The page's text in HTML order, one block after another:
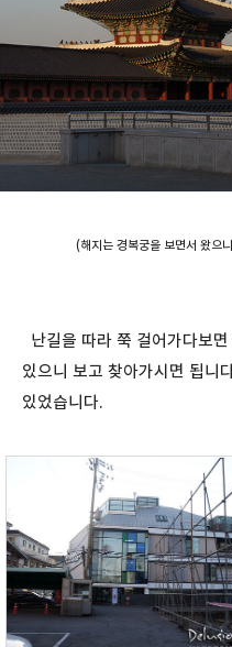
(해지는 경복궁을 보면서 왔으
난길을 따라 쭉 걸어가다보
있으니 보고 찾아가시면 됩니
있었습니다.